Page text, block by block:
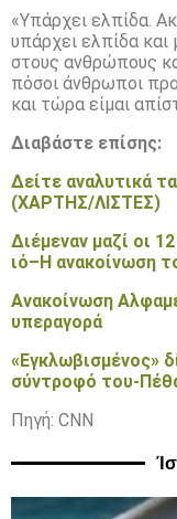
«Υπάρχει ελπίδα.
υπάρχει ελπίδα και
στους ανθρώπους
πόσοι άνθρωποι
και τώρα είμαι
Διαβάστε επίσης:
Δείτε αναλυτικά
(ΧΑΡΤΗΣ/ΛΙΣΤΕΣ)
Διέμεναν μαζί οι
ιό–Η ανακοίνωση
Ανακοίνωση
υπεραγορά
«Εγκλωβισμένος»
σύντροφό του-
Πηγή: CNN